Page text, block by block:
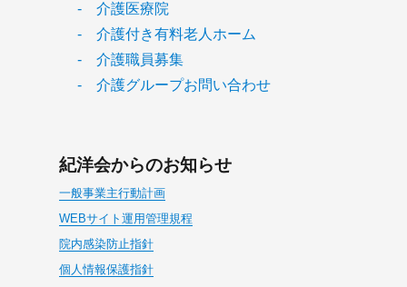
- 介護医療院
- 介護付き有料老人ホーム
- 介護職員募集
- 介護グループお問い合わせ
紀洋会からのお知らせ
一般事業主行動計画
WEBサイト運用管理規程
院内感染防止指針
個人情報保護指針